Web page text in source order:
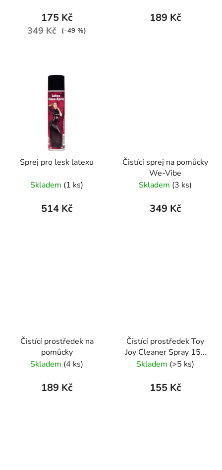
175 Kč
349 Kč (–49 %)
189 Kč
Sprej pro lesk latexu
Skladem (1 ks)
514 Kč
Čistící sprej na pomůcky
We-Vibe
Skladem (3 ks)
349 Kč
Čistící prostředek na
pomůcky
Skladem (4 ks)
189 Kč
Čistící prostředek Toy
Joy Cleaner Spray 150
ml
Skladem (>5 ks)
155 Kč